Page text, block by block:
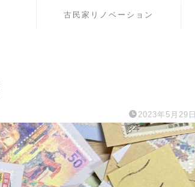
古民家リノベーション
2023年5月29日